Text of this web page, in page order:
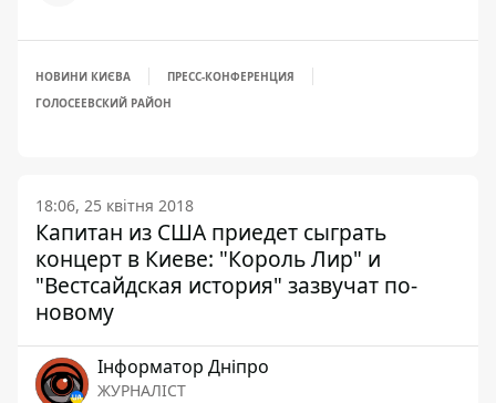
НОВИНИ КИЄВА
ПРЕСС-КОНФЕРЕНЦИЯ
ГОЛОСЕЕВСКИЙ РАЙОН
18:06, 25 квітня 2018
Капитан из США приедет сыграть
концерт в Киеве: "Король Лир" и
"Вестсайдская история" зазвучат по-
новому
Інформатор Дніпро
ЖУРНАЛІСТ